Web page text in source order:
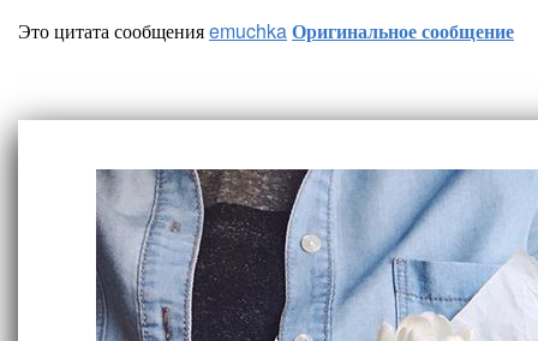
Это цитата сообщенияemuchkaОригинальное сообщение